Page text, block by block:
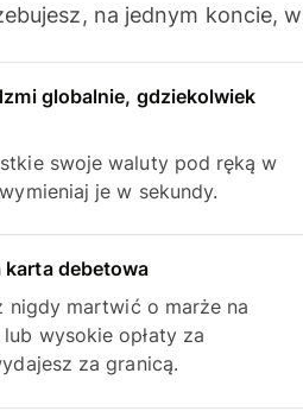
na jednym koncie, w
globalnie, gdziekolwiek
swoje waluty pod ręką w
je w sekundy.
debetowa
nigdy martwić o marże na
wysokie opłaty za
za granicą.